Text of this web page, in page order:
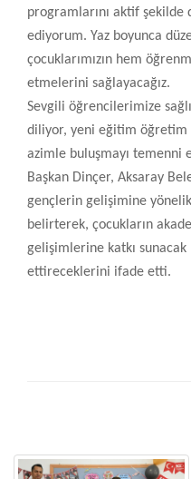
programlarını aktif
ediyorum. Yaz boyunca
çocuklarımızın hem
etmelerini sağlayacağız.
Sevgili öğrencilerimize
diliyor, yeni eğitim öğretim
azimle buluşmayı temenni
Başkan Dinçer, Aksaray
gençlerin gelişimine
belirterek, çocukların
gelişimlerine katkı
ettireceklerini ifade etti.